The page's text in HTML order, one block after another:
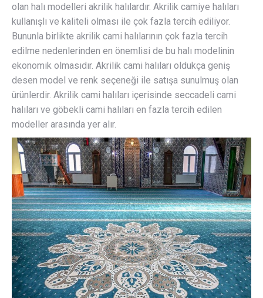
olan halı modelleri akrilik halılardır. Akrilik camiye halıları
kullanışlı ve kaliteli olması ile çok fazla tercih ediliyor.
Bununla birlikte akrilik cami halılarının çok fazla tercih
edilme nedenlerinden en önemlisi de bu halı modelinin
ekonomik olmasıdır. Akrilik cami halıları oldukça geniş
desen model ve renk seçeneği ile satışa sunulmuş olan
ürünlerdir. Akrilik cami halıları içerisinde seccadeli cami
halıları ve göbekli cami halıları en fazla tercih edilen
modeller arasında yer alır.